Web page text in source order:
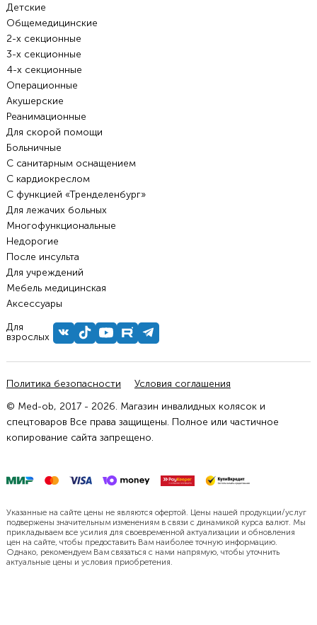
Детские
Общемедицинские
2-х секционные
3-х секционные
4-х секционные
Операционные
Акушерские
Реанимационные
Для скорой помощи
Больничные
С санитарным оснащением
С кардиокреслом
С функцией «Тренделенбург»
Для лежачих больных
Многофункциональные
Недорогие
После инсульта
Для учреждений
Мебель медицинская
Аксессуары
Для
взрослых
Политика безопасности
Условия соглашения
© Med-ob, 2017 - 2026. Магазин инвалидных колясок и
спецтоваров Все права защищены. Полное или частичное
копирование сайта запрещено.
Указанные на сайте цены не являются офертой. Цены нашей продукции/услуг
подвержены значительным изменениям в связи с динамикой курса валют. Мы
прикладываем все усилия для своевременной актуализации и обновления
цен на сайте, чтобы предоставить Вам наиболее точную информацию.
Однако, рекомендуем Вам связаться с нами напрямую, чтобы уточнить
актуальные цены и условия приобретения.